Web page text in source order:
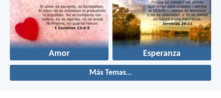
Amor Esperanza
Más Temas...